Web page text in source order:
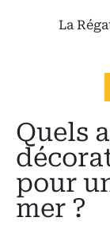
La
Quels
pour
mer ?